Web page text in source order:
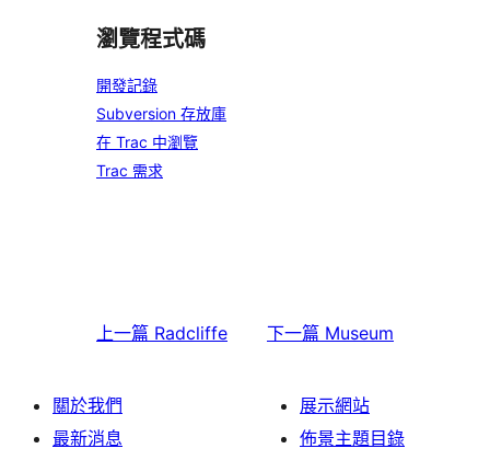
瀏覽程式碼
開發記錄
Subversion 存放庫
在 Trac 中瀏覽
Trac 需求
上一篇 Radcliffe 下一篇 Museum
關於我們
最新消息
展示網站
佈景主題目錄